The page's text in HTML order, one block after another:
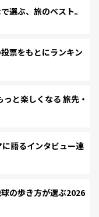
選ぶ、旅のベスト。
票をもとにランキン
と楽しくなる 旅先・
語るインタビュー連
の歩き方が選ぶ2026